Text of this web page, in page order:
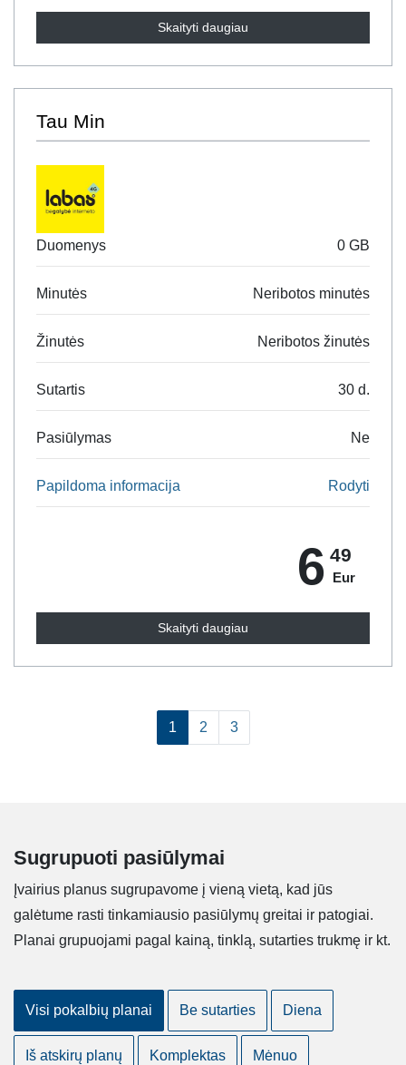
Skaityti daugiau
Tau Min
Duomenys 0 GB
Minutės Neribotos minutės
Žinutės Neribotos žinutės
Sutartis 30 d.
Pasiūlymas Ne
Papildoma informacija Rodyti
6 49
Eur
Skaityti daugiau
1 2 3
Sugrupuoti pasiūlymai
Įvairius planus sugrupavome į vieną vietą, kad jūs
galėtume rasti tinkamiausio pasiūlymų greitai ir patogiai.
Planai grupuojami pagal kainą, tinklą, sutarties trukmę ir kt.
Visi pokalbių planai Be sutarties Diena
Iš atskirų planų Komplektas Mėnuo